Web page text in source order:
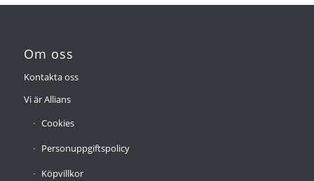
Om oss
Kontakta oss
Vi är Allians
Cookies
Personuppgiftspolicy
Köpvillkor